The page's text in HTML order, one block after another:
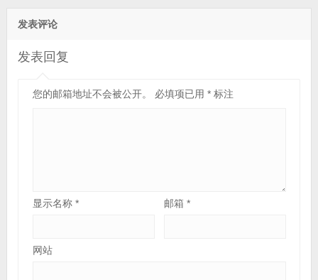
发表评论
发表回复
您的邮箱地址不会被公开。 必填项已用 *标注
显示名称 * 邮箱*
网站